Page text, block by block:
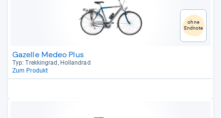
ohne
Endnote
Gazelle Medeo Plus
Typ: Trek­kin­grad, Hol­land­rad
Zum Produkt